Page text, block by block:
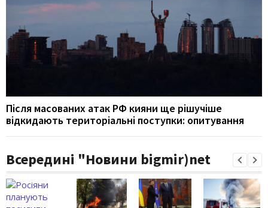
Після масованих атак РФ кияни ще рішучіше
відкидають територіальні поступки: опитування
Всередині "Новини bigmir)net